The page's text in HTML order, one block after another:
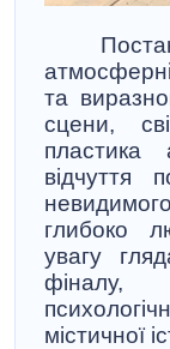
та
сцени,
пластика
відчуття
глибоко
увагу
фіналу,
містичної